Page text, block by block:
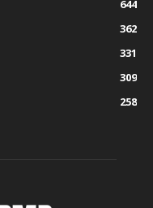
644
362
331
309
258